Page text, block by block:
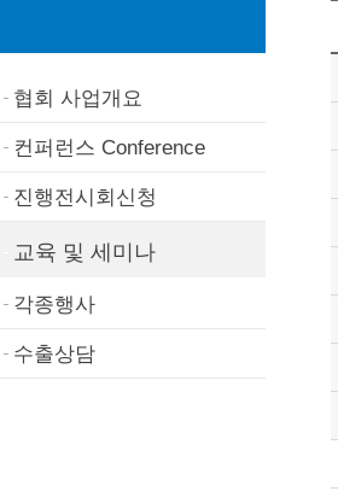
협회 사업개요
컨퍼런스 Conference
진행전시회신청
교육 및 세미나
각종행사
수출상담